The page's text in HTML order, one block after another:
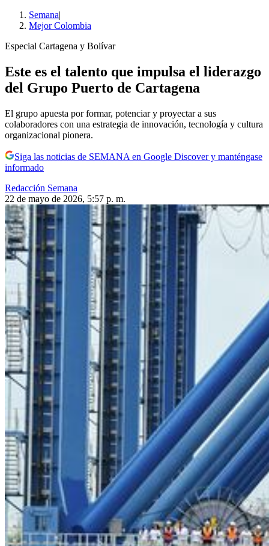
Semana|
Mejor Colombia
Especial Cartagena y Bolívar
Este es el talento que impulsa el liderazgo
del Grupo Puerto de Cartagena
El grupo apuesta por formar, potenciar y proyectar a sus
colaboradores con una estrategia de innovación, tecnología y cultura
organizacional pionera.
Siga las noticias de SEMANA en Google Discover y manténgase
informado
Redacción Semana
22 de mayo de 2026, 5:57 p. m.